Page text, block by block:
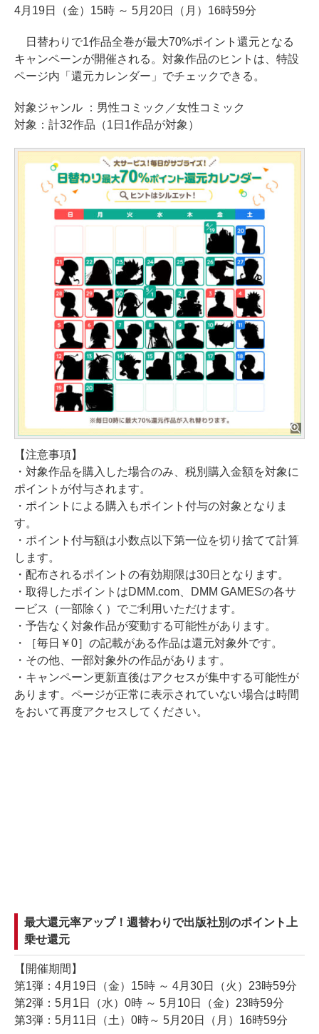
4月19日（金）15時 ～ 5月20日（月）16時59分
日替わりで1作品全巻が最大70%ポイント還元となる
キャンペーンが開催される。対象作品のヒントは、特設
ページ内「還元カレンダー」でチェックできる。
対象ジャンル ：男性コミック／女性コミック
対象：計32作品（1日1作品が対象）
【注意事項】
・対象作品を購入した場合のみ、税別購入金額を対象に
ポイントが付与されます。
・ポイントによる購入もポイント付与の対象となりま
す。
・ポイント付与額は小数点以下第一位を切り捨てて計算
します。
・配布されるポイントの有効期限は30日となります。
・取得したポイントはDMM.com、DMM GAMESの各サ
ービス（一部除く）でご利用いただけます。
・予告なく対象作品が変動する可能性があります。
・［毎日￥0］の記載がある作品は還元対象外です。
・その他、一部対象外の作品があります。
・キャンペーン更新直後はアクセスが集中する可能性が
あります。ページが正常に表示されていない場合は時間
をおいて再度アクセスしてください。
最大還元率アップ！週替わりで出版社別のポイント上
乗せ還元
【開催期間】
第1弾：4月19日（金）15時 ～ 4月30日（火）23時59分
第2弾：5月1日（水）0時 ～ 5月10日（金）23時59分
第3弾：5月11日（土）0時～ 5月20日（月）16時59分